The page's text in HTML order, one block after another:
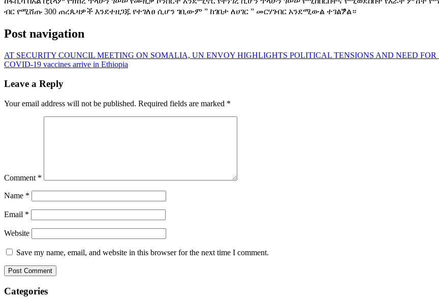
ብር የሚሸጡ 300 ጠረጴዛዎች እንደተዘጋጁ የተገለፀ ሲሆን ገቢውም ” ከገበታ ለሀገር ” መርሃገብር አንደሚውል ተገልፇል።
Post navigation
AT SECURITY COUNCIL MEETING ON SOMALIA, UN ENVOY HIGHLIGHTS POLITICAL TENSIONS AND NEED
COVID-19 vaccines arrive in Ethiopia
Leave a Reply
Your email address will not be published. Required fields are marked *
Comment *
Name *
Email *
Website
Save my name, email, and website in this browser for the next time I comment.
Categories